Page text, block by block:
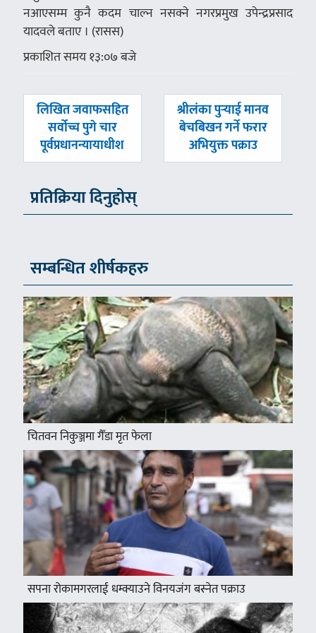
नआएसम्म कुनै कदम चाल्न नसक्ने नगरप्रमुख उपेन्द्रप्रसाद
यादवले बताए । (रासस)
प्रकाशित समय १३:०७ बजे
पछिल्लाे
लिखित जवाफसहित
सर्वोच्च पुगे चार
पूर्वप्रधानन्यायाधीश
अघिल्लाे
-
श्रीलंका पुर्‍याई मानव
बेचबिखन गर्ने फरार
अभियुक्त पक्राउ
प्रतिक्रिया दिनुहोस्
सम्बन्धित शीर्षकहरु
चितवन निकुञ्जमा गैँडा मृत फेला
सपना रोकामगरलाई धम्क्याउने विनयजंग बस्नेत पक्राउ